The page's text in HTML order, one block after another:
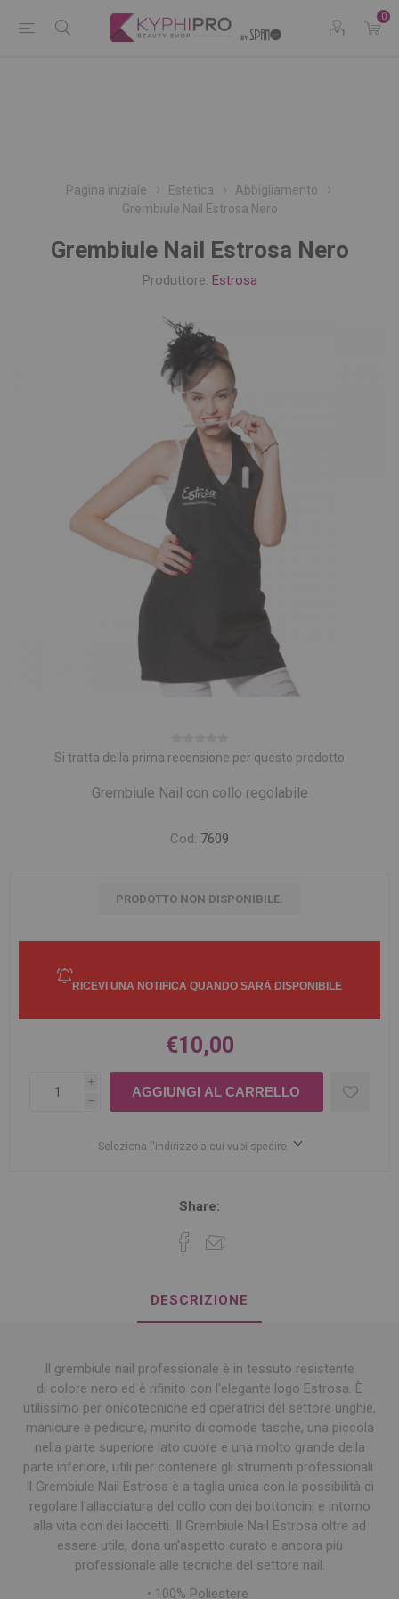
0
Pagina iniziale Estetica
Abbigliamento
Grembiule Nail Estrosa Nero
Grembiule Nail Estrosa Nero
Produttore: Estrosa
Si tratta della prima recensione per questo prodotto
Grembiule Nail con collo regolabile
Cod: 7609
PRODOTTO NON DISPONIBILE.
€10,00
i
h
Seleziona l'indirizzo a cui vuoi spedire
Share:
DESCRIZIONE
Il grembiule nail professionale è in tessuto resistente
di colore nero ed è rifinito con l'elegante logo Estrosa. È
utilissimo per onicotecniche ed operatrici del settore unghie,
manicure e pedicure, munito di comode tasche, una piccola
nella parte superiore lato cuore e una molto grande della
parte inferiore, utili per contenere gli strumenti professionali.
Il Grembiule Nail Estrosa è a taglia unica con la possibilità di
regolare l'allacciatura del collo con dei bottoncini e intorno
alla vita con dei laccetti. Il Grembiule Nail Estrosa oltre ad
essere utile, dona un'aspetto curato e ancora più
professionale alle tecniche del settore nail.
• 100% Poliestere